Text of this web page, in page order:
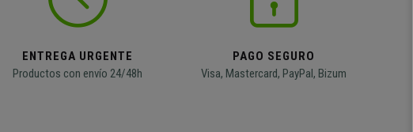
ENTREGA URGENTE
Productos con envío 24/48h
PAGO SEGURO
Visa, Mastercard, PayPal, Bizum